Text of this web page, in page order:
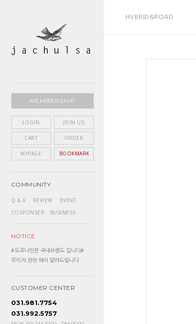
HYBRID&ROAD
MEMBERSHIP
LOGIN JOIN US
CART ORDER
MYPAGE BOOKMARK
COMMUNITY
Q & A REVIEW
EVENT
COSPONSER
BUSINESS
NOTICE
#도쿄나인은 국내브랜드 입니다#
무이자 관련 해서 알려드립니다
CUSTOMER CENTER
031.981.7754
031.992.5757